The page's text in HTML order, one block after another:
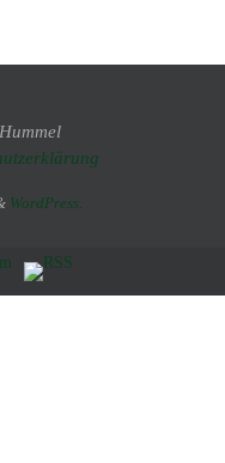
WordPress.